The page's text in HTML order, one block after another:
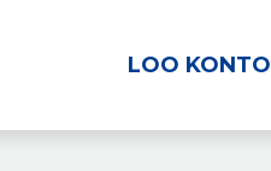
LOO KONTO